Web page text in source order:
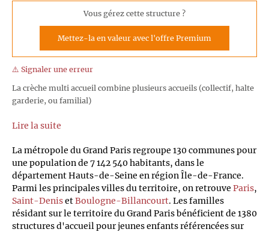
Vous gérez cette structure ?
Mettez-la en valeur avec l'offre Premium
⚠️ Signaler une erreur
La crèche multi accueil combine plusieurs accueils (collectif, halte
garderie, ou familial)
Lire la suite
La métropole du Grand Paris regroupe 130 communes pour
une population de 7 142 540 habitants, dans le
département Hauts-de-Seine en région Île-de-France.
Parmi les principales villes du territoire, on retrouve Paris,
Saint-DenisetBoulogne-Billancourt. Les familles
résidant sur le territoire du Grand Paris bénéficient de 1380
structures d'accueil pour jeunes enfants référencées sur